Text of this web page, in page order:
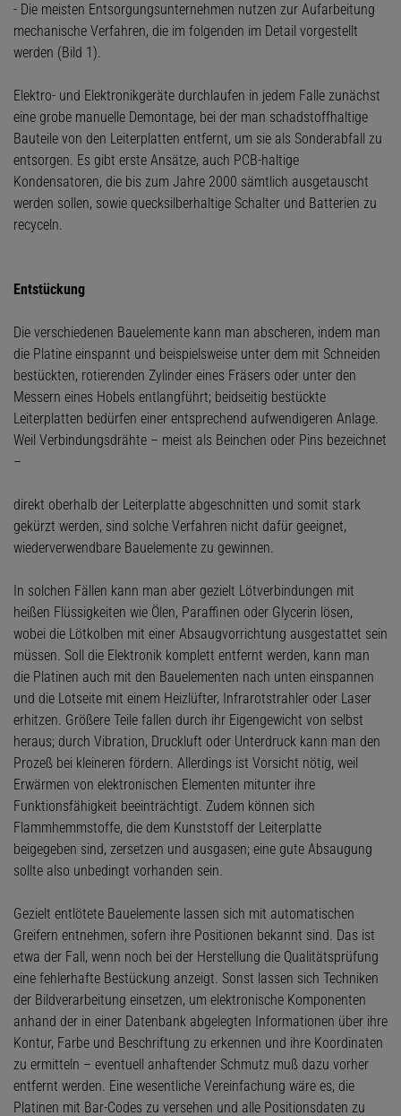
- Die meisten Entsorgungsunternehmen nutzen zur Aufarbeitung
mechanische Verfahren, die im folgenden im Detail vorgestellt
werden (Bild 1).
Elektro- und Elektronikgeräte durchlaufen in jedem Falle zunächst
eine grobe manuelle Demontage, bei der man schadstoffhaltige
Bauteile von den Leiterplatten entfernt, um sie als Sonderabfall zu
entsorgen. Es gibt erste Ansätze, auch PCB-haltige
Kondensatoren, die bis zum Jahre 2000 sämtlich ausgetauscht
werden sollen, sowie quecksilberhaltige Schalter und Batterien zu
recyceln.
Entstückung
Die verschiedenen Bauelemente kann man abscheren, indem man
die Platine einspannt und beispielsweise unter dem mit Schneiden
bestückten, rotierenden Zylinder eines Fräsers oder unter den
Messern eines Hobels entlangführt; beidseitig bestückte
Leiterplatten bedürfen einer entsprechend aufwendigeren Anlage.
Weil Verbindungsdrähte – meist als Beinchen oder Pins bezeichnet
–
direkt oberhalb der Leiterplatte abgeschnitten und somit stark
gekürzt werden, sind solche Verfahren nicht dafür geeignet,
wiederverwendbare Bauelemente zu gewinnen.
In solchen Fällen kann man aber gezielt Lötverbindungen mit
heißen Flüssigkeiten wie Ölen, Paraffinen oder Glycerin lösen,
wobei die Lötkolben mit einer Absaugvorrichtung ausgestattet sein
müssen. Soll die Elektronik komplett entfernt werden, kann man
die Platinen auch mit den Bauelementen nach unten einspannen
und die Lotseite mit einem Heizlüfter, Infrarotstrahler oder Laser
erhitzen. Größere Teile fallen durch ihr Eigengewicht von selbst
heraus; durch Vibration, Druckluft oder Unterdruck kann man den
Prozeß bei kleineren fördern. Allerdings ist Vorsicht nötig, weil
Erwärmen von elektronischen Elementen mitunter ihre
Funktionsfähigkeit beeinträchtigt. Zudem können sich
Flammhemmstoffe, die dem Kunststoff der Leiterplatte
beigegeben sind, zersetzen und ausgasen; eine gute Absaugung
sollte also unbedingt vorhanden sein.
Gezielt entlötete Bauelemente lassen sich mit automatischen
Greifern entnehmen, sofern ihre Positionen bekannt sind. Das ist
etwa der Fall, wenn noch bei der Herstellung die Qualitätsprüfung
eine fehlerhafte Bestückung anzeigt. Sonst lassen sich Techniken
der Bildverarbeitung einsetzen, um elektronische Komponenten
anhand der in einer Datenbank abgelegten Informationen über ihre
Kontur, Farbe und Beschriftung zu erkennen und ihre Koordinaten
zu ermitteln – eventuell anhaftender Schmutz muß dazu vorher
entfernt werden. Eine wesentliche Vereinfachung wäre es, die
Platinen mit Bar-Codes zu versehen und alle Positionsdaten zu